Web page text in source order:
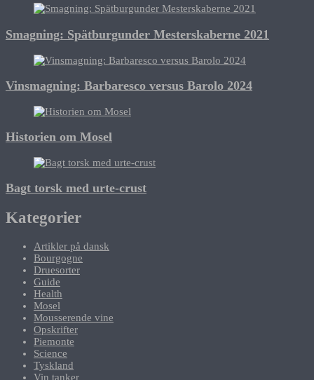
Smagning: Spätburgunder Mesterskaberne 2021
Vinsmagning: Barbaresco versus Barolo 2024
Historien om Mosel
Bagt torsk med urte-crust
Kategorier
Artikler på dansk
Bourgogne
Druesorter
Guide
Health
Mosel
Mousserende vine
Opskrifter
Piemonte
Science
Tyskland
Vin tanker